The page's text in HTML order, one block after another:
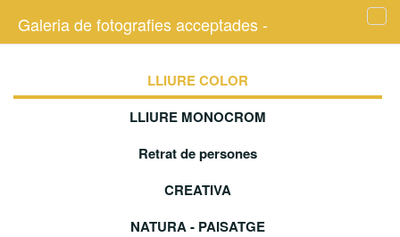
Galeria de fotografies acceptades -
LLIURE COLOR
LLIURE MONOCROM
Retrat de persones
CREATIVA
NATURA - PAISATGE